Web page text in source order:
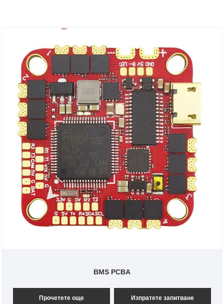
BMS PCBA
Прочетете още Изпратете запитване